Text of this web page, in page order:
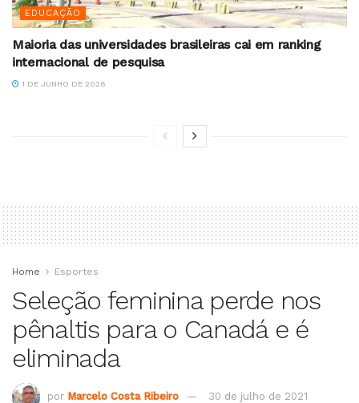
EDUCAÇÃO
Maioria das universidades brasileiras cai em ranking
internacional de pesquisa
1 DE JUNHO DE 2026
Home Esportes
Seleção feminina perde nos
pênaltis para o Canadá e é
eliminada
por Marcelo Costa Ribeiro 30 de julho de 2021